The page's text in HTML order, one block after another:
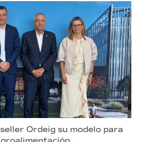
Ordeig su modelo para